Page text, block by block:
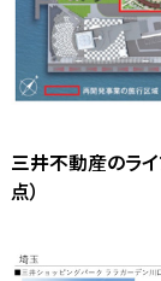
三井不動産のラ
点）